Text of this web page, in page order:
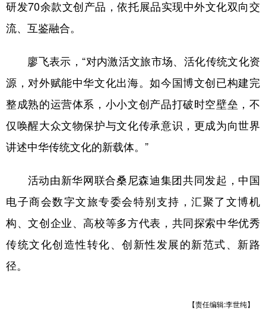
研发70余款文创产品，依托展品实现中外文化双向交
流、互鉴融合。
廖飞表示，“对内激活文旅市场、活化传统文化资
源，对外赋能中华文化出海。如今国博文创已构建完
整成熟的运营体系，小小文创产品打破时空壁垒，不
仅唤醒大众文物保护与文化传承意识，更成为向世界
讲述中华传统文化的新载体。”
活动由新华网联合桑尼森迪集团共同发起，中国
电子商会数字文旅专委会特别支持，汇聚了文博机
构、文创企业、高校等多方代表，共同探索中华优秀
传统文化创造性转化、创新性发展的新范式、新路
径。
【责任编辑:李世纯】